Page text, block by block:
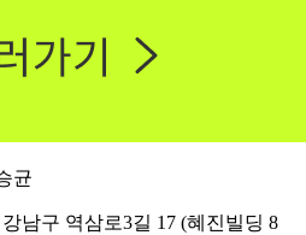
균
남구 역삼로3길 17 (혜진빌딩 8